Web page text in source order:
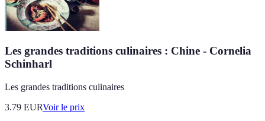
Les grandes traditions culinaires : Chine - Cornelia
Schinharl
Les grandes traditions culinaires
3.79 EURVoir le prix